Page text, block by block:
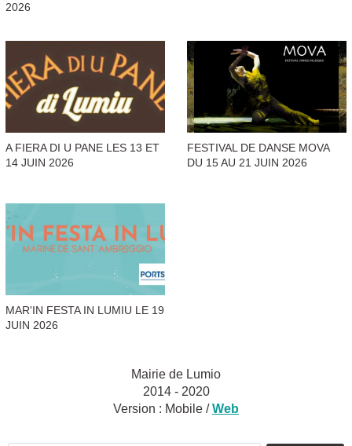
2026
A FIERA DI U PANE LES 13 ET
14 JUIN 2026
FESTIVAL DE DANSE MOVA
DU 15 AU 21 JUIN 2026
MAR'IN FESTA IN LUMIU LE 19
JUIN 2026
Mairie de Lumio
2014 - 2020
Version : Mobile / Web